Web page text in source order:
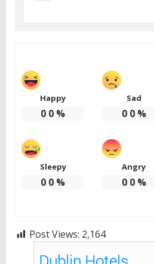
Happy
0 0 %
Sad
0 0%
Sleepy
0 0 %
Angry
0 0%
Post Views: 2,164